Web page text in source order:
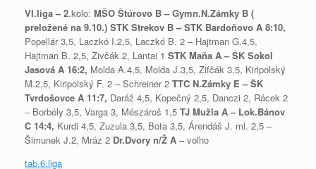
VI.liga – 2.kolo: MŠO Štúrovo B – Gymn.N.Zámky B (
preložené na 9.10.) STK Strekov B – STK Bardoňovo A 8:10,
Popellár 3,5, Laczkó I.2,5, Laczkó B. 2 – Hajtman G.4,5,
Hajtman B. 2,5, Zivčák 2, Lantai 1 STK Maňa A – ŠK Sokol
Jasová A 16:2, Molda A.4,5, Molda J.3,5, Zifčák 3,5, Kiripolský
M.2,5, Kiripolský F. 2 – Schreiner 2 TTC N.Zámky E – ŠK
Tvrdošovce A 11:7, Daráž 4,5, Kopečný 2,5, Danczi 2, Rácek 2
– Borbély 3,5, Varga 3, Mészároš 1,5 TJ Mužla A – Lok.Bánov
C 14:4, Kurdi 4,5, Zuzula 3,5, Bota 3,5, Árendáš J. ml. 2,5 –
Šimunek J.2, Mráz 2 Dr.Dvory n/Ž A –voľno
tab.6.liga